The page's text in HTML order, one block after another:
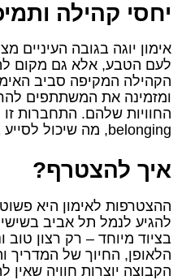
יחסי קהילה
אימון יוגה בגובה העיניים
לעם הטבע, אלא גם מקום
הקהילה המקיפה סביב
ומזמינה את המשתתפים
החוויות שלהם. התחברות
belonging, מה שיכול לסייע בשמירה על רצף האימון.
איך להצטרף?
ההצטרפות לאימון היא
להגיע לנמל תל אביב בשישי
בציוד מיוחד – רק רצון טוב
הלאופן, החיוך של המדריך
הקבוצה יוצרות חוויה שאין